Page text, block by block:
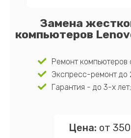
Замена
компьютеров
Ремонт компьютеров
Экспресс-ремонт до
Гарантия - до 3-х лет;
Цена: от